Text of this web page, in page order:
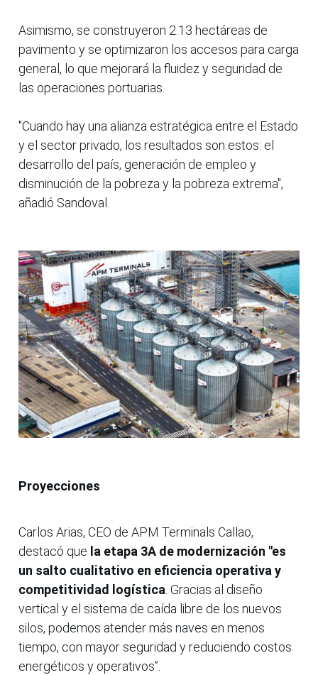
Asimismo, se construyeron 2.13 hectáreas de
pavimento y se optimizaron los accesos para carga
general, lo que mejorará la fluidez y seguridad de
las operaciones portuarias.
"Cuando hay una alianza estratégica entre el Estado
y el sector privado, los resultados son estos: el
desarrollo del país, generación de empleo y
disminución de la pobreza y la pobreza extrema",
añadió Sandoval.
Proyecciones
Carlos Arias, CEO de APM Terminals Callao,
destacó que la etapa 3A de modernización "es
un salto cualitativo en eficiencia operativa y
competitividad logística . Gracias al diseño
vertical y el sistema de caída libre de los nuevos
silos, podemos atender más naves en menos
tiempo, con mayor seguridad y reduciendo costos
energéticos y operativos”.